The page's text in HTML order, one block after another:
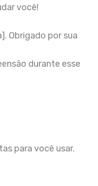
você!
Obrigado por sua
durante esse
para você usar.